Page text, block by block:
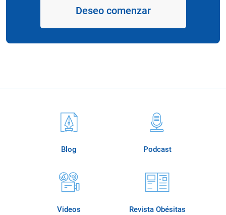
Deseo comenzar
Blog Podcast
Videos Revista Obésitas